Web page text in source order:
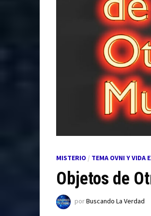
MISTERIO / TEMA OVNI Y VIDA
Objetos de
porBuscando La Verdad